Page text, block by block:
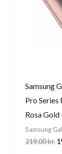
Samsung
Pro Series
Rosa Gold
Samsung
219,00kr.